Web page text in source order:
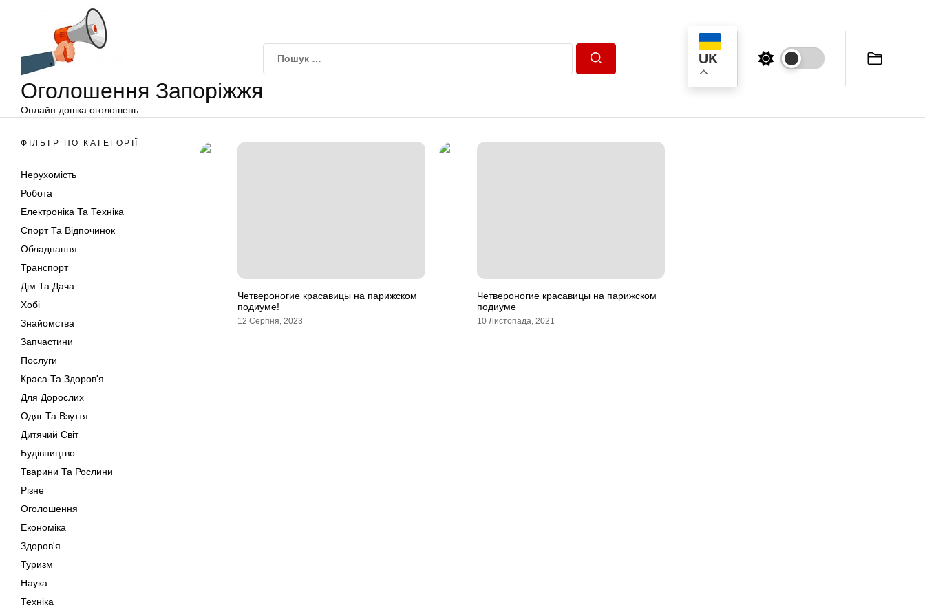
Оголошення Запоріжжя
Онлайн дошка оголошень
UK
ФІЛЬТР ПО КАТЕГОРІЇ
Нерухомість
Робота
Електроніка Та Техніка
Спорт Та Відпочинок
Обладнання
Транспорт
Дім Та Дача
Хобі
Знайомства
Запчастини
Послуги
Краса Та Здоров'я
Для Дорослих
Одяг Та Взуття
Дитячий Світ
Будівництво
Тварини Та Рослини
Різне
Оголошення
Економіка
Здоров'я
Туризм
Наука
Техніка
Четвероногие красавицы на парижском
подиуме!
12 Серпня, 2023
Четвероногие красавицы на парижском
подиуме
10 Листопада, 2021